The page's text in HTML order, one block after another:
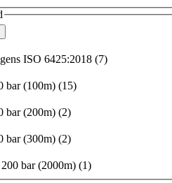
ISO 6425:2018 (7)
bar (100m) (15)
bar (200m) (2)
bar (300m) (2)
bar (2000m) (1)